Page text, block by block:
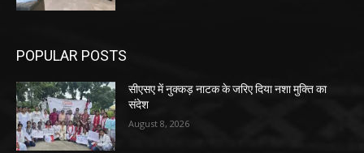
POPULAR POSTS
सीएसए में नुक्कड़ नाटक के जरिए दिया नशा मुक्ति का
संदेश
August 8, 2026